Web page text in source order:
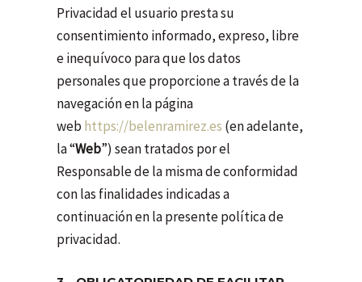
Privacidad el usuario presta su
consentimiento informado, expreso, libre
e inequívoco para que los datos
personales que proporcione a través de la
navegación en la página
web https://belenramirez.es (en adelante,
la “Web”) sean tratados por el
Responsable de la misma de conformidad
con las finalidades indicadas a
continuación en la presente política de
privacidad.